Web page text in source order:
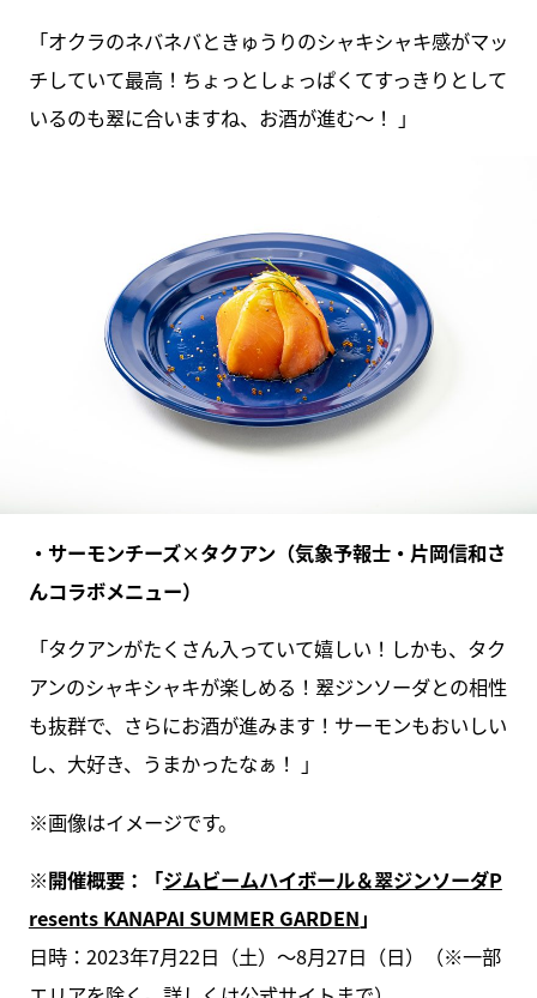
「オクラのネバネバときゅうりのシャキシャキ感がマッ
チしていて最高！ちょっとしょっぱくてすっきりとして
いるのも翠に合いますね、お酒が進む～！ 」
・サーモンチーズ×タクアン（気象予報士・片岡信和さ
んコラボメニュー）
「タクアンがたくさん入っていて嬉しい！しかも、タク
アンのシャキシャキが楽しめる！翠ジンソーダとの相性
も抜群で、さらにお酒が進みます！サーモンもおいしい
し、大好き、うまかったなぁ！ 」
※画像はイメージです。
※開催概要：「ジムビームハイボール＆翠ジンソーダP
resents KANAPAI SUMMER GARDEN 」
日時：2023年7月22日（土）～8月27日（日）（※一部